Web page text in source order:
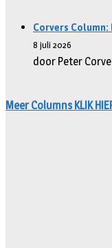
Corvers
8 juli 2026
door Peter
Meer Columns KLIK